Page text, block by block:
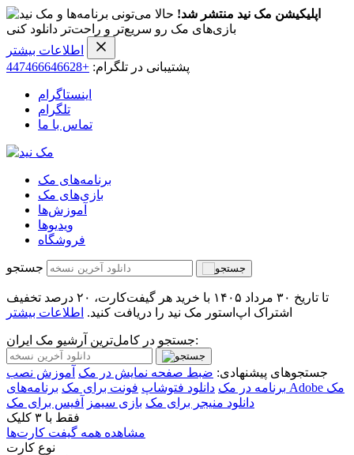
اپلیکیشن مک نید منتشر شد! حالا می‌تونی برنامه‌ها و
بازی‌های مک رو سریع‌تر و راحت‌تر دانلود کنی
اطلاعات بیشتر
پشتیبانی در تلگرام: +447466646628
اینستاگرام
تلگرام
تماس با ما
برنامه‌های مک
بازی‌های مک
آموزش‌ها
ویدیو‌ها
فروشگاه
جستجو
تا تاریخ ۳۰ مرداد ۱۴۰۵ با خرید هر گیفت‌کارت، ۲۰ درصد تخفیف
اشتراک اپ‌استور مک نید را دریافت کنید. اطلاعات بیشتر
جستجو در کامل‌ترین آرشیو مک ایران:
جستجوهای پیشنهادی: ضبط صفحه نمایش در مک آموزش نصب
برنامه در مک دانلود فتوشاپ فونت برای مک
برنامه‌های Adobe مک
دانلود منیجر برای مک بازی سیمز
آفیس برای مک
فقط با ۳ کلیک
مشاهده همه گیفت کارت‌ها
نوع کارت